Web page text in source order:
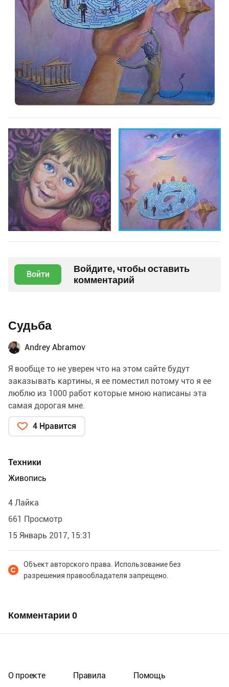
Войти
Войдите, чтобы оставить
комментарий
Судьба
Andrey Abramov
Я вообще то не уверен что на этом сайте будут
заказывать картины, я ее поместил потому что я ее
люблю из 1000 работ которые мною написаны эта
самая дорогая мне.
4 Нравится
Техники
Живопись
4 Лайка
661 Просмотр
15 Январь 2017, 15:31
Объект авторского права. Использование без
разрешения правообладателя запрещено.
Комментарии 0
О проекте Правила Помощь